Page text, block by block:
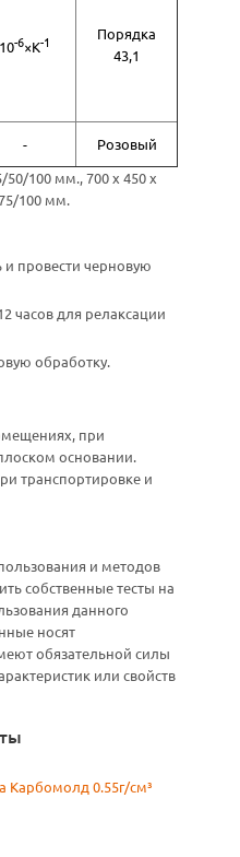
10-6×K-1
Порядка
43,1
-
Розовый
100 мм., 700 x 450 x
100 мм.
провести черновую
часов для релаксации
обработку.
при
основании.
транспортировке и
и методов
собственные тесты на
данного
носят
обязательной силы
или свойств
Карбомолд 0.55г/см³